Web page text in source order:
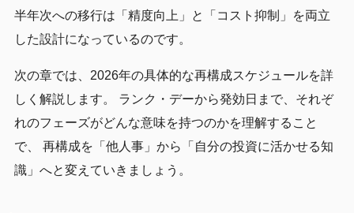
半年次への移行は「精度向上」と「コスト抑制」を両立
した設計になっているのです。
次の章では、2026年の具体的な再構成スケジュールを詳
しく解説します。 ランク・デーから発効日まで、それぞ
れのフェーズがどんな意味を持つのかを理解すること
で、 再構成を「他人事」から「自分の投資に活かせる知
識」へと変えていきましょう。